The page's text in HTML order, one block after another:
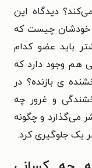
دیدگاه این
و خودشان چیست که
باید عضو کدام
هم وجود دارد که
ی‌ بازنده؟ در
و غرور چه
می‌گذارد و چگونه
یک جلوگیری کرد.